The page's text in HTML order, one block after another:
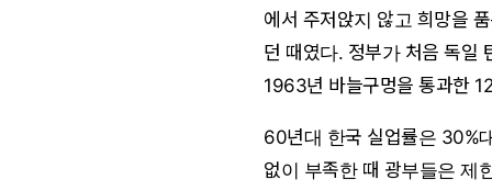
에서 주저앉지 않고 희망을
던 때였다. 정부가 처음 독일
1963년 바늘구멍을 통과한
60년대 한국 실업률은 30%
없이 부족한 때 광부들은 제